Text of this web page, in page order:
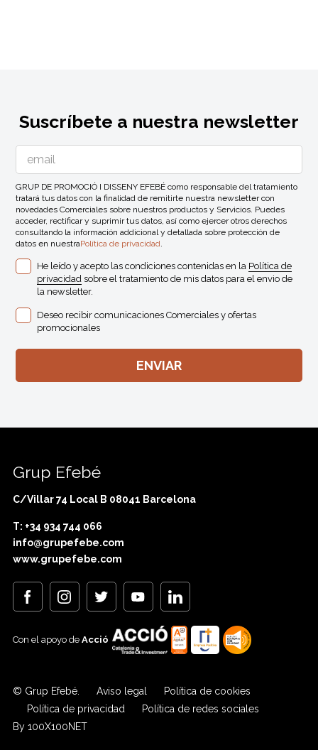
Suscríbete a nuestra newsletter
GRUP DE PROMOCIÓ I DISSENY EFEBÉ como responsable del tratamiento
tratará tus datos con la finalidad de remitirte nuestra newsletter con
novedades Comerciales sobre nuestros productos y Servicios. Puedes
acceder, rectificar y suprimir tus datos, así como ejercer otros derechos
consultando la información addicional y detallada sobre protección de
datos en nuestraPolítica de privacidad.
He leído y acepto las condiciones contenidas en la Política de
privacidad sobre el tratamiento de mis datos para el envio de
la newsletter.
Deseo recibir comunicaciones Comerciales y ofertas
promocionales
Grup Efebé
C/Villar 74 Local B 08041 Barcelona
T: +34 934 744 066
info@grupefebe.com
www.grupefebe.com
Con el apoyo de Acció
© Grup Efebé. Aviso legal
Política de cookies
Política de privacidad
Política de redes sociales
By 100X100NET